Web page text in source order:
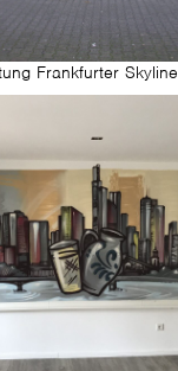
Frankfurter Skyline